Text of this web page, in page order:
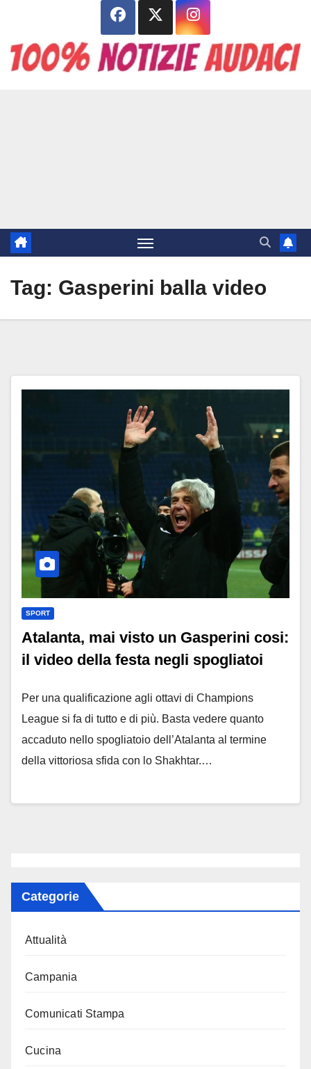
contenuto
Tag: Gasperini balla video
SPORT
Atalanta, mai visto un Gasperini cosi:
il video della festa negli spogliatoi
Per una qualificazione agli ottavi di Champions
League si fa di tutto e di più. Basta vedere quanto
accaduto nello spogliatoio dell’Atalanta al termine
della vittoriosa sfida con lo Shakhtar.…
Categorie
Attualità
Campania
Comunicati Stampa
Cucina